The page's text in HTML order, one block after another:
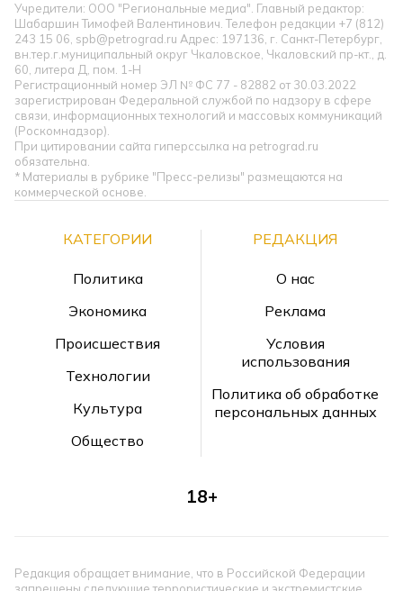
Учредители: ООО "Региональные медиа". Главный редактор:
Шабаршин Тимофей Валентинович. Телефон редакции +7 (812)
243 15 06, spb@petrograd.ru Адрес: 197136, г. Санкт-Петербург,
вн.тер.г.муниципальный округ Чкаловское, Чкаловский пр-кт., д.
60, литера Д, пом. 1-Н
Регистрационный номер ЭЛ № ФС 77 - 82882 от 30.03.2022
зарегистрирован Федеральной службой по надзору в сфере
связи, информационных технологий и массовых коммуникаций
(Роскомнадзор).
При цитировании сайта гиперссылка на petrograd.ru
обязательна.
* Материалы в рубрике "Пресс-релизы" размещаются на
коммерческой основе.
КАТЕГОРИИ
Политика
Экономика
Происшествия
Технологии
Культура
Общество
РЕДАКЦИЯ
О нас
Реклама
Условия
использования
Политика об обработке
персональных данных
18+
Редакция обращает внимание, что в Российской Федерации